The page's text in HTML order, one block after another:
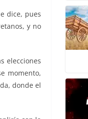
dice, pues
y no
elecciones
momento,
donde el